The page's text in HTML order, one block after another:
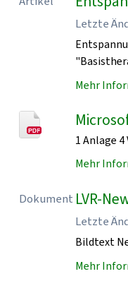
Letzte
Mehr
1 Anlage
Mehr
Dokument LVR-
Letzte
Bildtext
Mehr